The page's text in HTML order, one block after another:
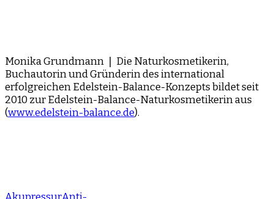
Monika Grundmann ❘ Die Naturkosmetikerin,
Buchautorin und Gründerin des international
erfolgreichen Edelstein-Balance-Konzepts bildet seit
2010 zur Edelstein-Balance-Naturkosmetikerin aus
(www.edelstein-balance.de).